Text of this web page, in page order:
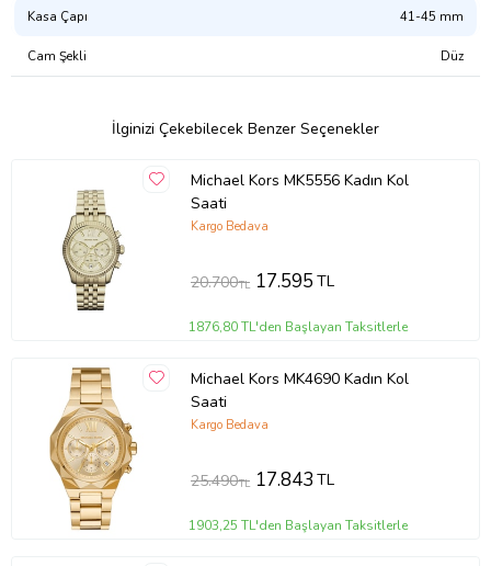
Kasa Çapı 41-45 mm
Cam Şekli Düz
İlginizi Çekebilecek Benzer Seçenekler
Michael Kors MK5556 Kadın Kol
Saati
Kargo Bedava
20.700TL 17.595TL
1876,80 TL'den Başlayan Taksitlerle
Michael Kors MK4690 Kadın Kol
Saati
Kargo Bedava
25.490TL 17.843TL
1903,25 TL'den Başlayan Taksitlerle